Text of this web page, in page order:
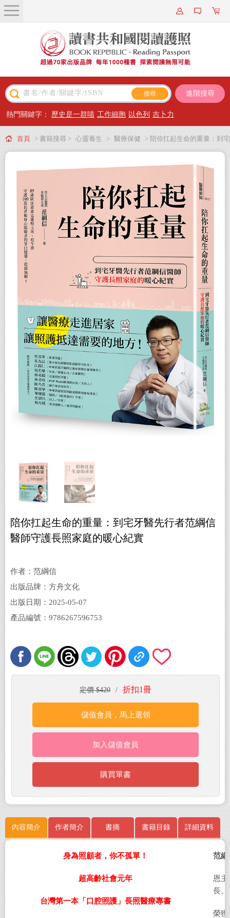
關於我們
近期新書
主題閱讀
出版專區
會員專屬
進階搜尋
熱門關鍵字： 歷史是一群喵 工作細胞 以色列 吉卜力
首頁 > 書籍搜尋 > 心靈養生 > 醫療保健 > 陪你扛起生命的重量：到宅
牙醫先行者范綱信醫師守護長照家庭的暖心紀實
陪你扛起生命的重量：到宅牙醫先行者范綱信
醫師守護長照家庭的暖心紀實
作者：范綱信
出版品牌：方舟文化
出版日期：2025-05-07
產品編號：9786267596753
定價 $420 / 折扣1冊
儲值會員，馬上選領
加入儲值會員
購買單書
內容簡介 作者簡介 書摘 書籍目錄 詳細資料
身為照顧者，你不孤單！
超高齡社會元年
台灣第一本「口腔照護」長照醫療專書
范綱
恩
長。
榮獲